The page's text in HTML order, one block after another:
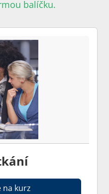
balíčku.
na kurz